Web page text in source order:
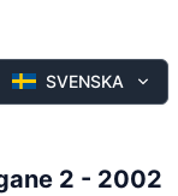
SVENSKA
2 - 2002